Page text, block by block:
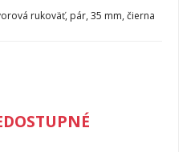
rukoväť, pár, 35 mm, čierna